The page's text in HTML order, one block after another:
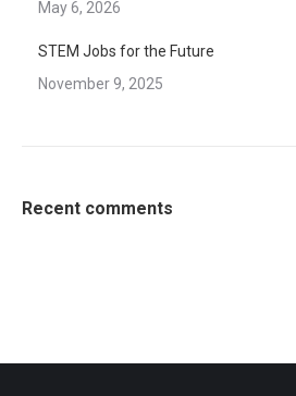
May 6, 2026
STEM Jobs for the Future
November 9, 2025
Recent comments